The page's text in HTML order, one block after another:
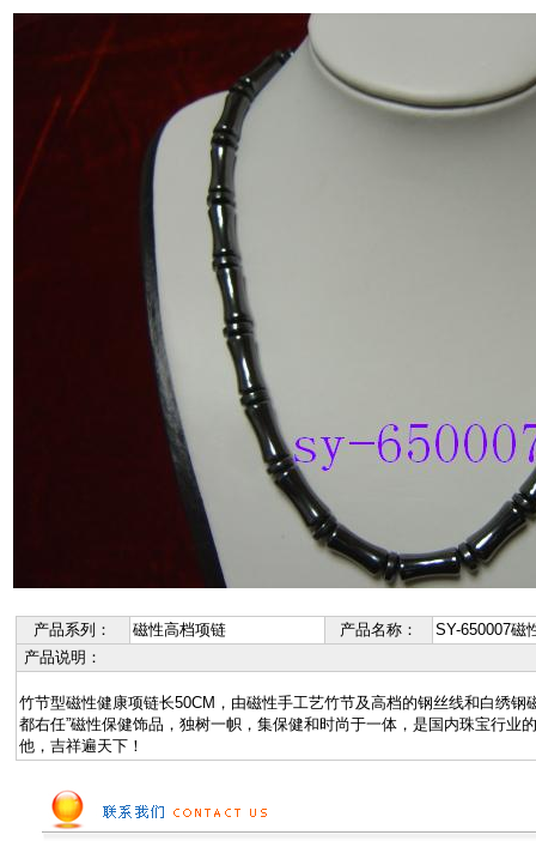
产品系列： 磁性高档项链 产品名称：
SY-650007磁
产品说明：
竹节型磁性健康项链长50CM，由磁性手工艺竹节及高档的钢丝线和白绣钢
都右任”磁性保健饰品，独树一帜，集保健和时尚于一体，是国内珠宝行业
他，吉祥遍天下！